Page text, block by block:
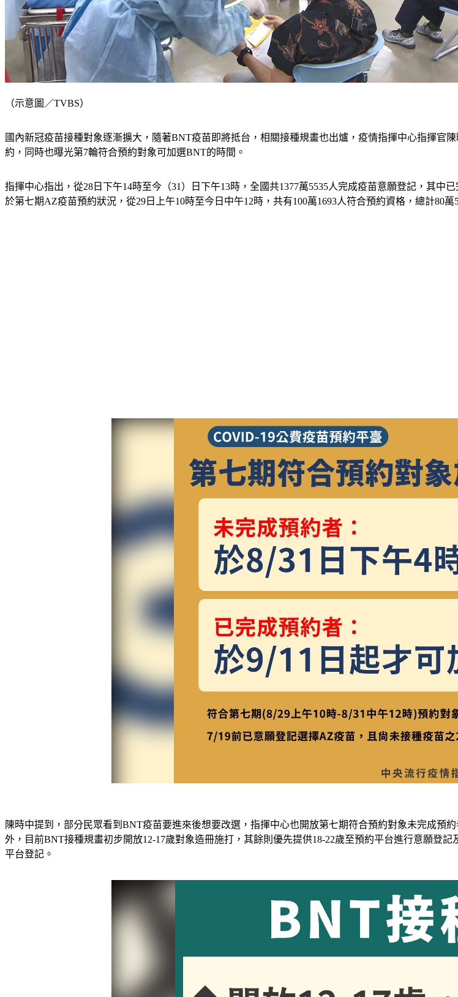
（示意圖／TVBS）
國內新冠疫苗接種對象逐漸擴大，隨著BNT疫苗即將抵台，相關接種規畫也出爐，疫情指揮中心指揮官
約，同時也曝光第7輪符合預約對象可加選BNT的時間。
指揮中心指出，從28日下午14時至今（31）日下午13時，全國共1377萬5535人完成疫苗意願登記，其中
於第七期AZ疫苗預約狀況，從29日上午10時至今日中午12時，共有100萬1693人符合預約資格，總計80萬
陳時中提到，部分民眾看到BNT疫苗要進來後想要改選，指揮中心也開放第七期符合預約對象未完成預
外，目前BNT接種規畫初步開放12-17歲對象造冊施打，其餘則優先提供18-22歲至預約平台進行意願登
平台登記。